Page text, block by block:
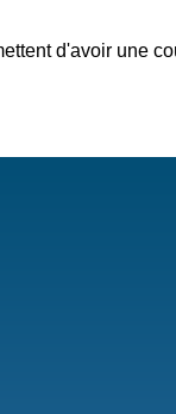
d'avoir une